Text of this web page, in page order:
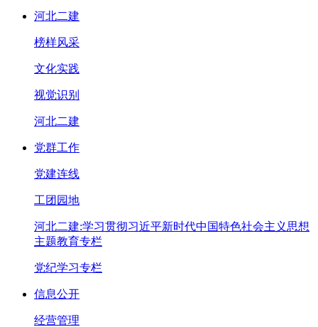
河北二建
榜样风采
文化实践
视觉识别
河北二建
党群工作
党建连线
工团园地
河北二建:学习贯彻习近平新时代中国特色社会主义思想
主题教育专栏
党纪学习专栏
信息公开
经营管理